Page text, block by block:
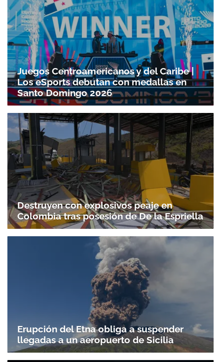
ACEPTAR
Juegos Centroamericanos y del Caribe |
Los eSports debutan con medallas en
Santo Domingo 2026
Destruyen con explosivos peaje en
Colombia tras posesión de De la Espriella
Erupción del Etna obliga a suspender
llegadas a un aeropuerto de Sicilia